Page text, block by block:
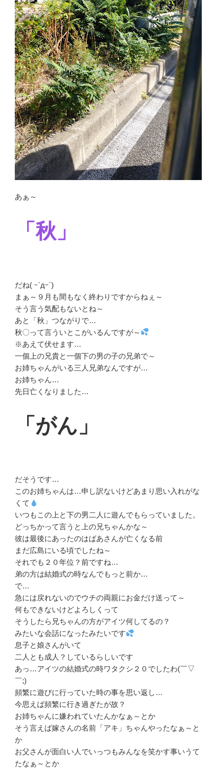
あぁ～
「秋」
だね( ｰ`дｰ´)
まぁ～９月も間もなく終わりですからねぇ～
そう言う気配もないとね～
あと「秋」つながりで…
秋〇って言ういとこがいるんですが～
※あえて伏せます…
一個上の兄貴と一個下の男の子の兄弟で～
お姉ちゃんがいる三人兄弟なんですが…
お姉ちゃん…
先日亡くなりました…
「がん」
だそうです…
このお姉ちゃんは…申し訳ないけどあまり思い入れがな
くて
いつもこの上と下の男二人に遊んでもらっていました。
どっちかって言うと上の兄ちゃんかな～
彼は最後にあったのはばあさんが亡くなる前
まだ広島にいる頃でしたね～
それでも２０年位？前ですね…
弟の方は結婚式の時なんでもっと前か…
で…
急には戻れないのでウチの両親にお金だけ送って～
何もできないけどよろしくって
そうしたら兄ちゃんの方がアイツ何してるの？
みたいな会話になったみたいです
息子と娘さんがいて
二人とも成人？しているらしいです
あっ…アイツの結婚式の時ワタクシ２０でしたわ(￣▽
￣;)
頻繁に遊びに行っていた時の事を思い返し…
今思えば頻繁に行き過ぎたが故？
お姉ちゃんに嫌われていたんかなぁ～とか
そう言えば嫁さんの名前「アキ」ちゃんやったなぁ～と
か
お父さんが面白い人でいっつもみんなを笑かす事いうて
たなぁ～とか